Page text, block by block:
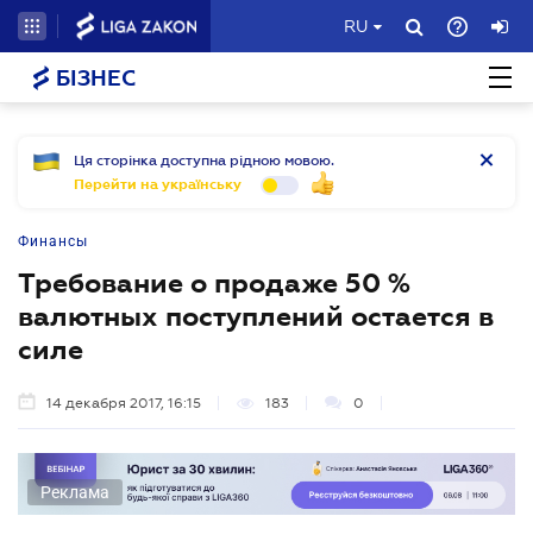
RU
БІЗНЕС
Ця сторінка доступна рідною мовою.
Перейти на українську
Финансы
Требование о продаже 50 %
валютных поступлений остается в
силе
14 декабря 2017, 16:15 183 0
Реклама